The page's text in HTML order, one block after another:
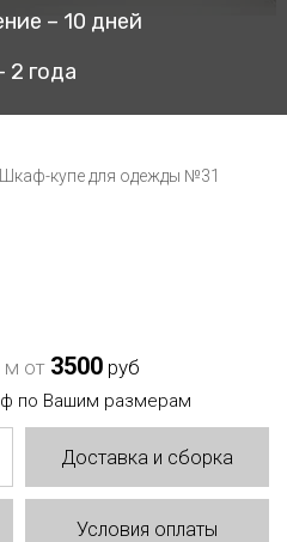
– 10 дней
2 года
Шкаф-купе для одежды №31
м от 3500 руб
по Вашим размерам
Доставка и сборка
Условия оплаты